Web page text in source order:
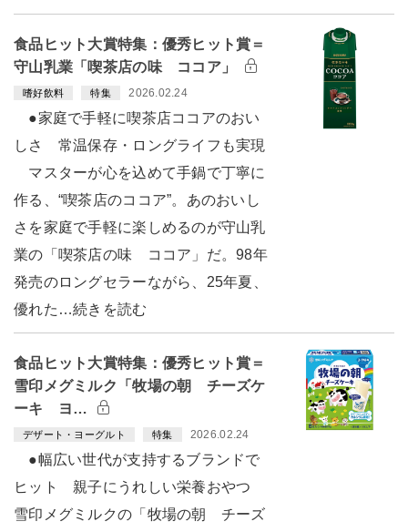
食品ヒット大賞特集：優秀ヒット賞＝
守山乳業「喫茶店の味 ココア」
嗜好飲料 特集 2026.02.24
●家庭で手軽に喫茶店ココアのおい
しさ 常温保存・ロングライフも実現
マスターが心を込めて手鍋で丁寧に
作る、“喫茶店のココア”。あのおいし
さを家庭で手軽に楽しめるのが守山乳
業の「喫茶店の味 ココア」だ。98年
発売のロングセラーながら、25年夏、
優れた…続きを読む
食品ヒット大賞特集：優秀ヒット賞＝
雪印メグミルク「牧場の朝 チーズケ
ーキ ヨ…
デザート・ヨーグルト 特集 2026.02.24
●幅広い世代が支持するブランドで
ヒット 親子にうれしい栄養おやつ
雪印メグミルクの「牧場の朝 チーズ